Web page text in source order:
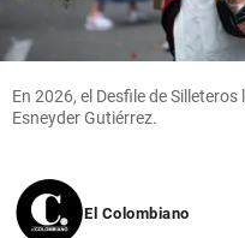
En 2026, el Desfile de
Esneyder Gutiérrez.
El Colombiano